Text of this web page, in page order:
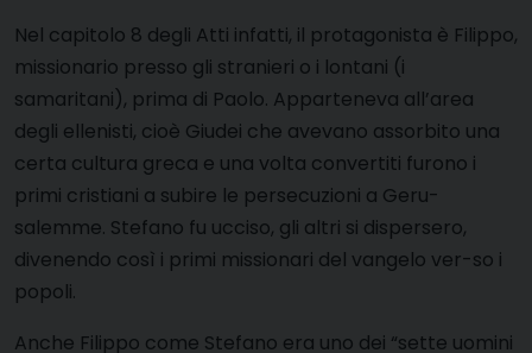
Nel capitolo 8 degli Atti infatti, il protagonista è Filippo,
missionario presso gli stranieri o i lontani (i
samaritani), prima di Paolo. Apparteneva all’area
degli ellenisti, cioè Giudei che avevano assorbito una
certa cultura greca e una volta convertiti furono i
primi cristiani a subire le persecuzioni a Geru-
salemme. Stefano fu ucciso, gli altri si dispersero,
divenendo così i primi missionari del vangelo ver-so i
popoli.
Anche Filippo come Stefano era uno dei “sette uomini